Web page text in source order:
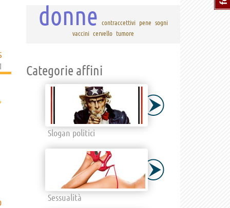
]
donne contraccettivi pene sogni
vaccini cervello tumore
Categorie affini
Slogan politici
Sessualità